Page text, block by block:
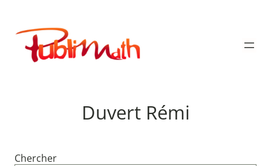
contenu
Publimath
Duvert Rémi
Chercher